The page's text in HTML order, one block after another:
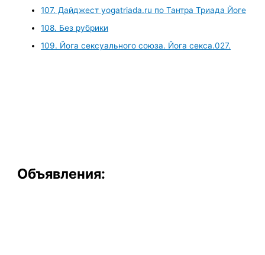
107. Дайджест yogatriada.ru по Тантра Триада Йоге
108. Без рубрики
109. Йога сексуального союза. Йога секса.027.
Объявления: